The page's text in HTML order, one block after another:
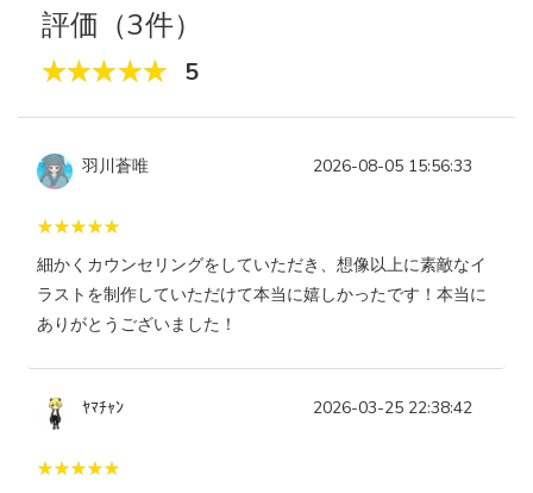
評価（3件）
5
羽川蒼唯 2026-08-05 15:56:33
細かくカウンセリングをしていただき、想像以上に素敵なイ
ラストを制作していただけて本当に嬉しかったです！本当に
ありがとうございました！
ﾔﾏﾁｬﾝ 2026-03-25 22:38:42